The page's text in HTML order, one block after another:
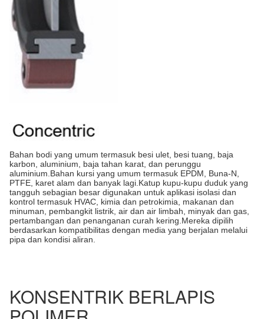
Bahan bodi yang umum termasuk besi ulet, besi tuang, baja
karbon, aluminium, baja tahan karat, dan perunggu
aluminium.Bahan kursi yang umum termasuk EPDM, Buna-N,
PTFE, karet alam dan banyak lagi.Katup kupu-kupu duduk yang
tangguh sebagian besar digunakan untuk aplikasi isolasi dan
kontrol termasuk HVAC, kimia dan petrokimia, makanan dan
minuman, pembangkit listrik, air dan air limbah, minyak dan gas,
pertambangan dan penanganan curah kering.Mereka dipilih
berdasarkan kompatibilitas dengan media yang berjalan melalui
pipa dan kondisi aliran.
KONSENTRIK BERLAPIS